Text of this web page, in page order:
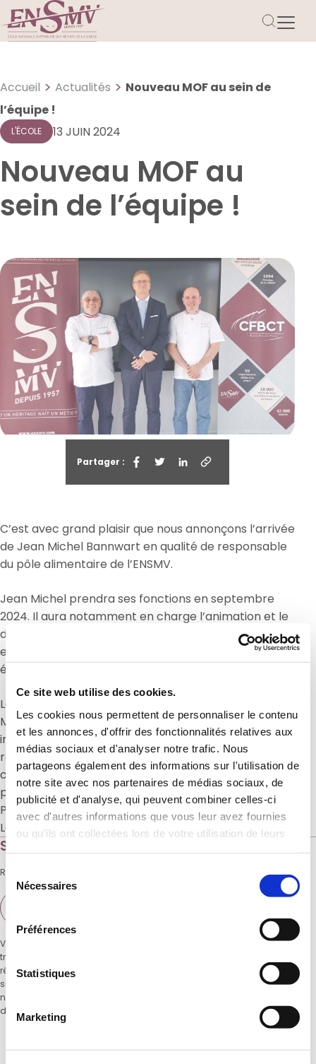
Ce site web utilise des cookies.
Les cookies nous permettent de personnaliser le contenu
et les annonces, d'offrir des fonctionnalités relatives aux
médias sociaux et d'analyser notre trafic. Nous
partageons également des informations sur l'utilisation de
notre site avec nos partenaires de médias sociaux, de
publicité et d'analyse, qui peuvent combiner celles-ci
avec d'autres informations que vous leur avez fournies
ou qu'ils ont collectées lors de votre utilisation de leurs
Nécessaires
Préférences
Statistiques
Marketing
Accueil > Actualités > Nouveau MOF au sein de
l’équipe !
L'ÉCOLE 13 JUIN 2024
Nouveau MOF au
sein de l’équipe !
Partager :
C’est avec grand plaisir que nous annonçons l’arrivée
de Jean Michel Bannwart en qualité de responsable
du pôle alimentaire de l’ENSMV.
Jean Michel prendra ses fonctions en septembre
2024. Il aura notamment en charge l’animation et le
développement des formations courtes et longues
en charcuterie traiteur ainsi que l’organisation des
événements festifs sur notre rooftop.
Le professionnalisme connu et reconnu de Jean
Michel, MOF charcutier traiteur, sera un atout
indéniable pour l’ENSMV et la CFBCT afin de
répondre aux besoins de ses clients et adhérents,
comme développer les compétences et la
polyvalence des bouchers charcutiers traiteurs à
Paris et partout en France.
Les projets de développement ne manquent pas 😉.
S’abonner à notre actualité
Recevez chaque semaine l’actualité de l’école
E-
mail
Vos données personnelles sont traitées par l’ENSMV, responsable de
traitement, à des fins d’envoi de ses lettres d’information, sous
réserve de votre consentement. Vous pourrez à tout moment revenir
sur votre choix grâce au lien de désinscription présent dans toutes
nos communications. Pour en savoir plus sur vos données et vos
droits, veuillez consulter notre